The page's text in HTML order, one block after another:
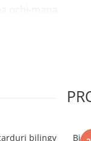
de design
jocuri interactive
sarbatori
bilingv